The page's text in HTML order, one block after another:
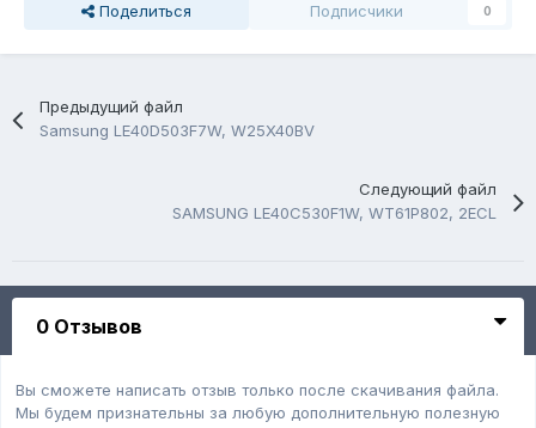
Поделиться Подписчики 0
Предыдущий файл
Samsung LE40D503F7W, W25X40BV
Следующий файл
SAMSUNG LE40C530F1W, WT61P802, 2ECL
0 Отзывов
Вы сможете написать отзыв только после скачивания файла.
Мы будем признательны за любую дополнительную полезную